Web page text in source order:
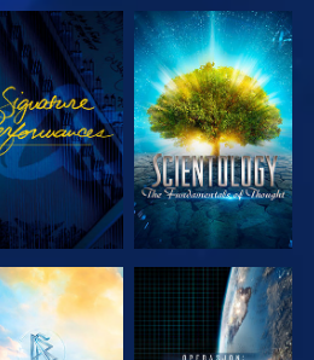
SE
UTFORSK
SERIEN
UTFORSK
SE